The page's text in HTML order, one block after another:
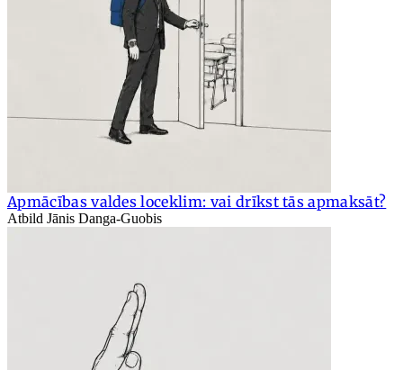
Apmācības valdes loceklim: vai drīkst tās apmaksāt?
Atbild Jānis Danga-Guobis